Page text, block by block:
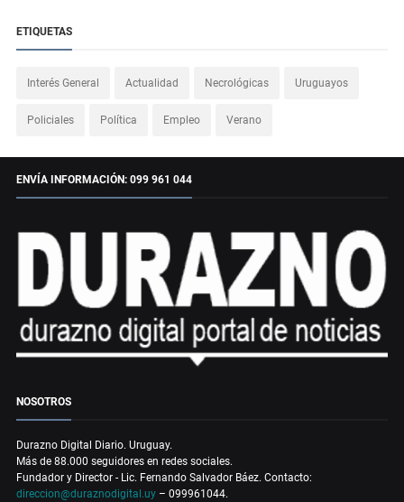
ETIQUETAS
Interés General Actualidad Necrológicas Uruguayos
Policiales Política Empleo Verano
ENVÍA INFORMACIÓN: 099 961 044
NOSOTROS
Durazno Digital Diario. Uruguay.
Más de 88.000 seguidores en redes sociales.
Fundador y Director - Lic. Fernando Salvador Báez. Contacto:
direccion@duraznodigital.uy – 099961044.